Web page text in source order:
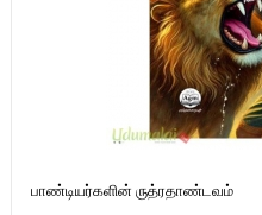
பாண்டியர்களின் ருத்ரதாண்டவம்